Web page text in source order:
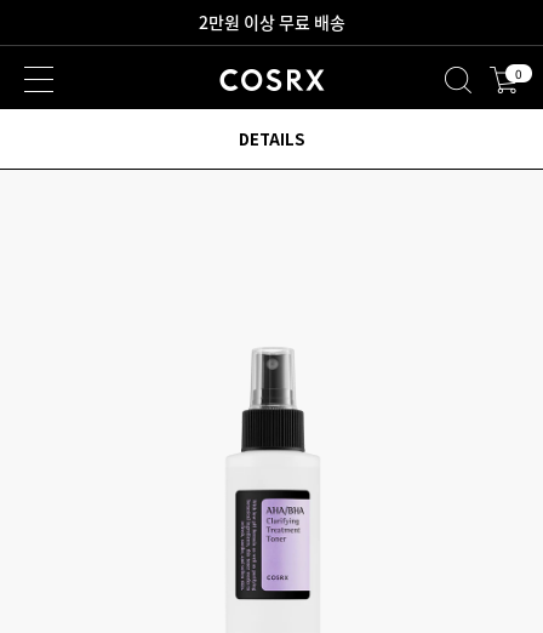
새로워진 회원 혜택을 만나보세요!
2만원 이상 무료 배송 0
DETAILS